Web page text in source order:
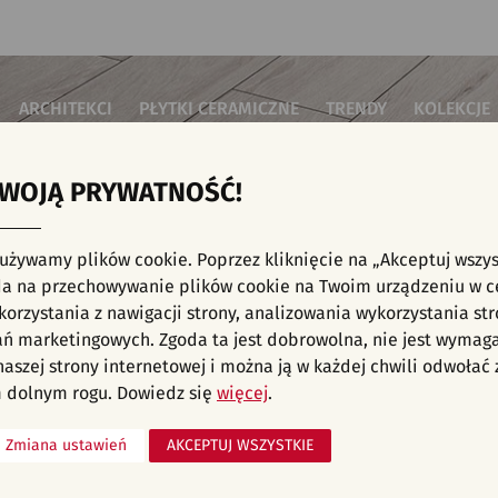
ARCHITEKCI PŁYTKI CERAMICZNE TRENDY KOLEKCJE
do sypialni
kuchenne
łazienkowe
na schody
na taras
komercyjne
Płytki ścienne
Płytki cegiełki
Płytki drewnopodobne
Płytki heksagonalne
Płytki jodełka
Płytki kamienne
Płytki kolorowe
Płytki
Płytki we
KAFELKI - SYPIALNIA, PŁYTKI
aranżacji spełniających wybrane filtry. Przejdź do pełnejoferty
PRYWATNOŚĆ!
plików cookie. Poprzez kliknięcie na „Akceptuj
na przechowywanie plików cookie na Twoim urządzeniu w
z nawigacji strony, analizowania wykorzystania
marketingowych. Zgoda ta jest dobrowolna, nie jest
strony internetowej i można ją w każdej chwili odwołać
dolnym rogu. Dowiedz się więcej.
Zmiana ustawień AKCEPTUJ WSZYSTKIE